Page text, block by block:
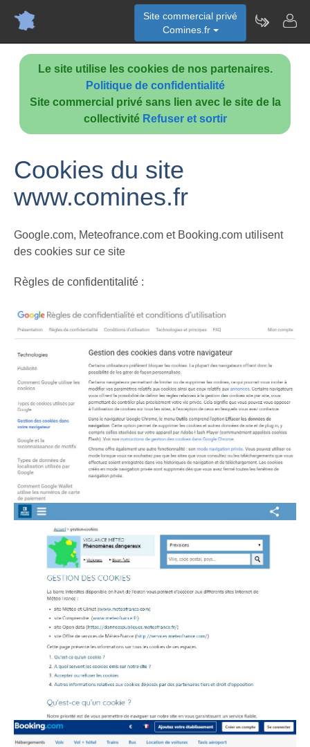
Le site utilise les cookies de nos partenaires.
Politique de confidentialité
Site commercial privé sans lien avec le site de la
collectivité Refuser et sortir
Site commercial privé
Comines.fr
Cookies du site
www.comines.fr
Google.com, Meteofrance.com et Booking.com utilisent
des cookies sur ce site
Règles de confidentitalité :